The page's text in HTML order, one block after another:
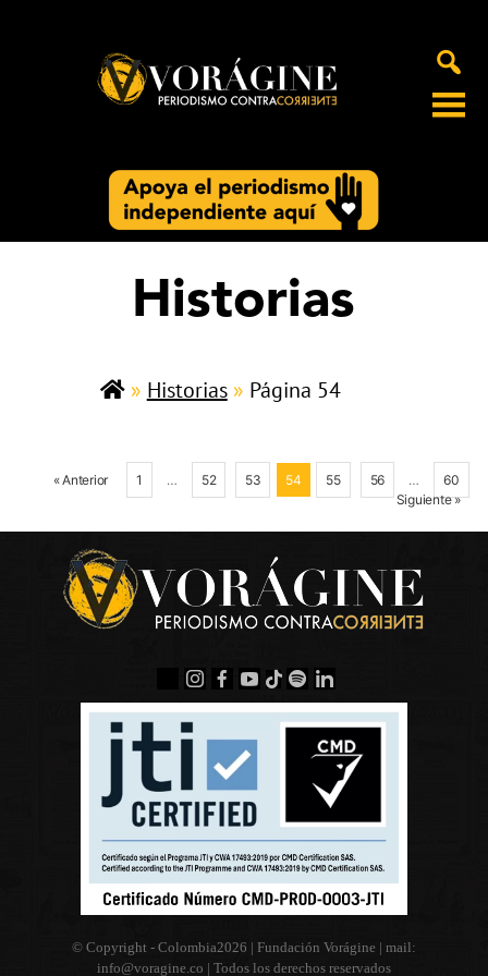
Historias
» Historias» Página 54
« Anterior 1 … 52 53 54 55 56 …
60
Siguiente »
© Copyright - Colombia2026 | Fundación Vorágine | mail:
info@voragine.co | Todos los derechos reservados